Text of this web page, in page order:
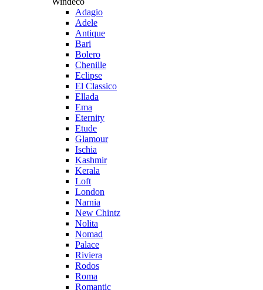
Adagio
Adele
Antique
Bari
Bolero
Chenille
Eclipse
El Classico
Ellada
Ema
Eternity
Etude
Glamour
Ischia
Kashmir
Kerala
Loft
London
Narnia
New Chintz
Nolita
Nomad
Palace
Riviera
Rodos
Roma
Romantic